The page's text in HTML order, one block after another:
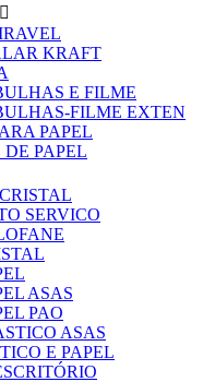

KRAFT
E FILME
FILME EXTEN
PAPEL
PAPEL
SERVICO
ASAS
PAO
ASAS
E PAPEL